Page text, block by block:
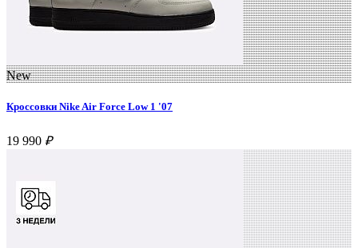
New
Кроссовки Nike Air Force Low 1 '07
19 990 ₽